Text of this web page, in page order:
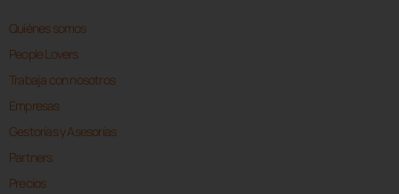
Quiénes somos
People Lovers
Trabaja con nosotros
Empresas
Gestorías y Asesorías
Partners
Precios